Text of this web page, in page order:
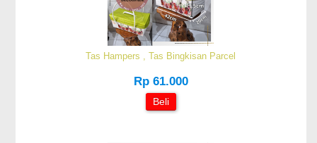
Tas Hampers , Tas Bingkisan Parcel
Rp 61.000
Beli